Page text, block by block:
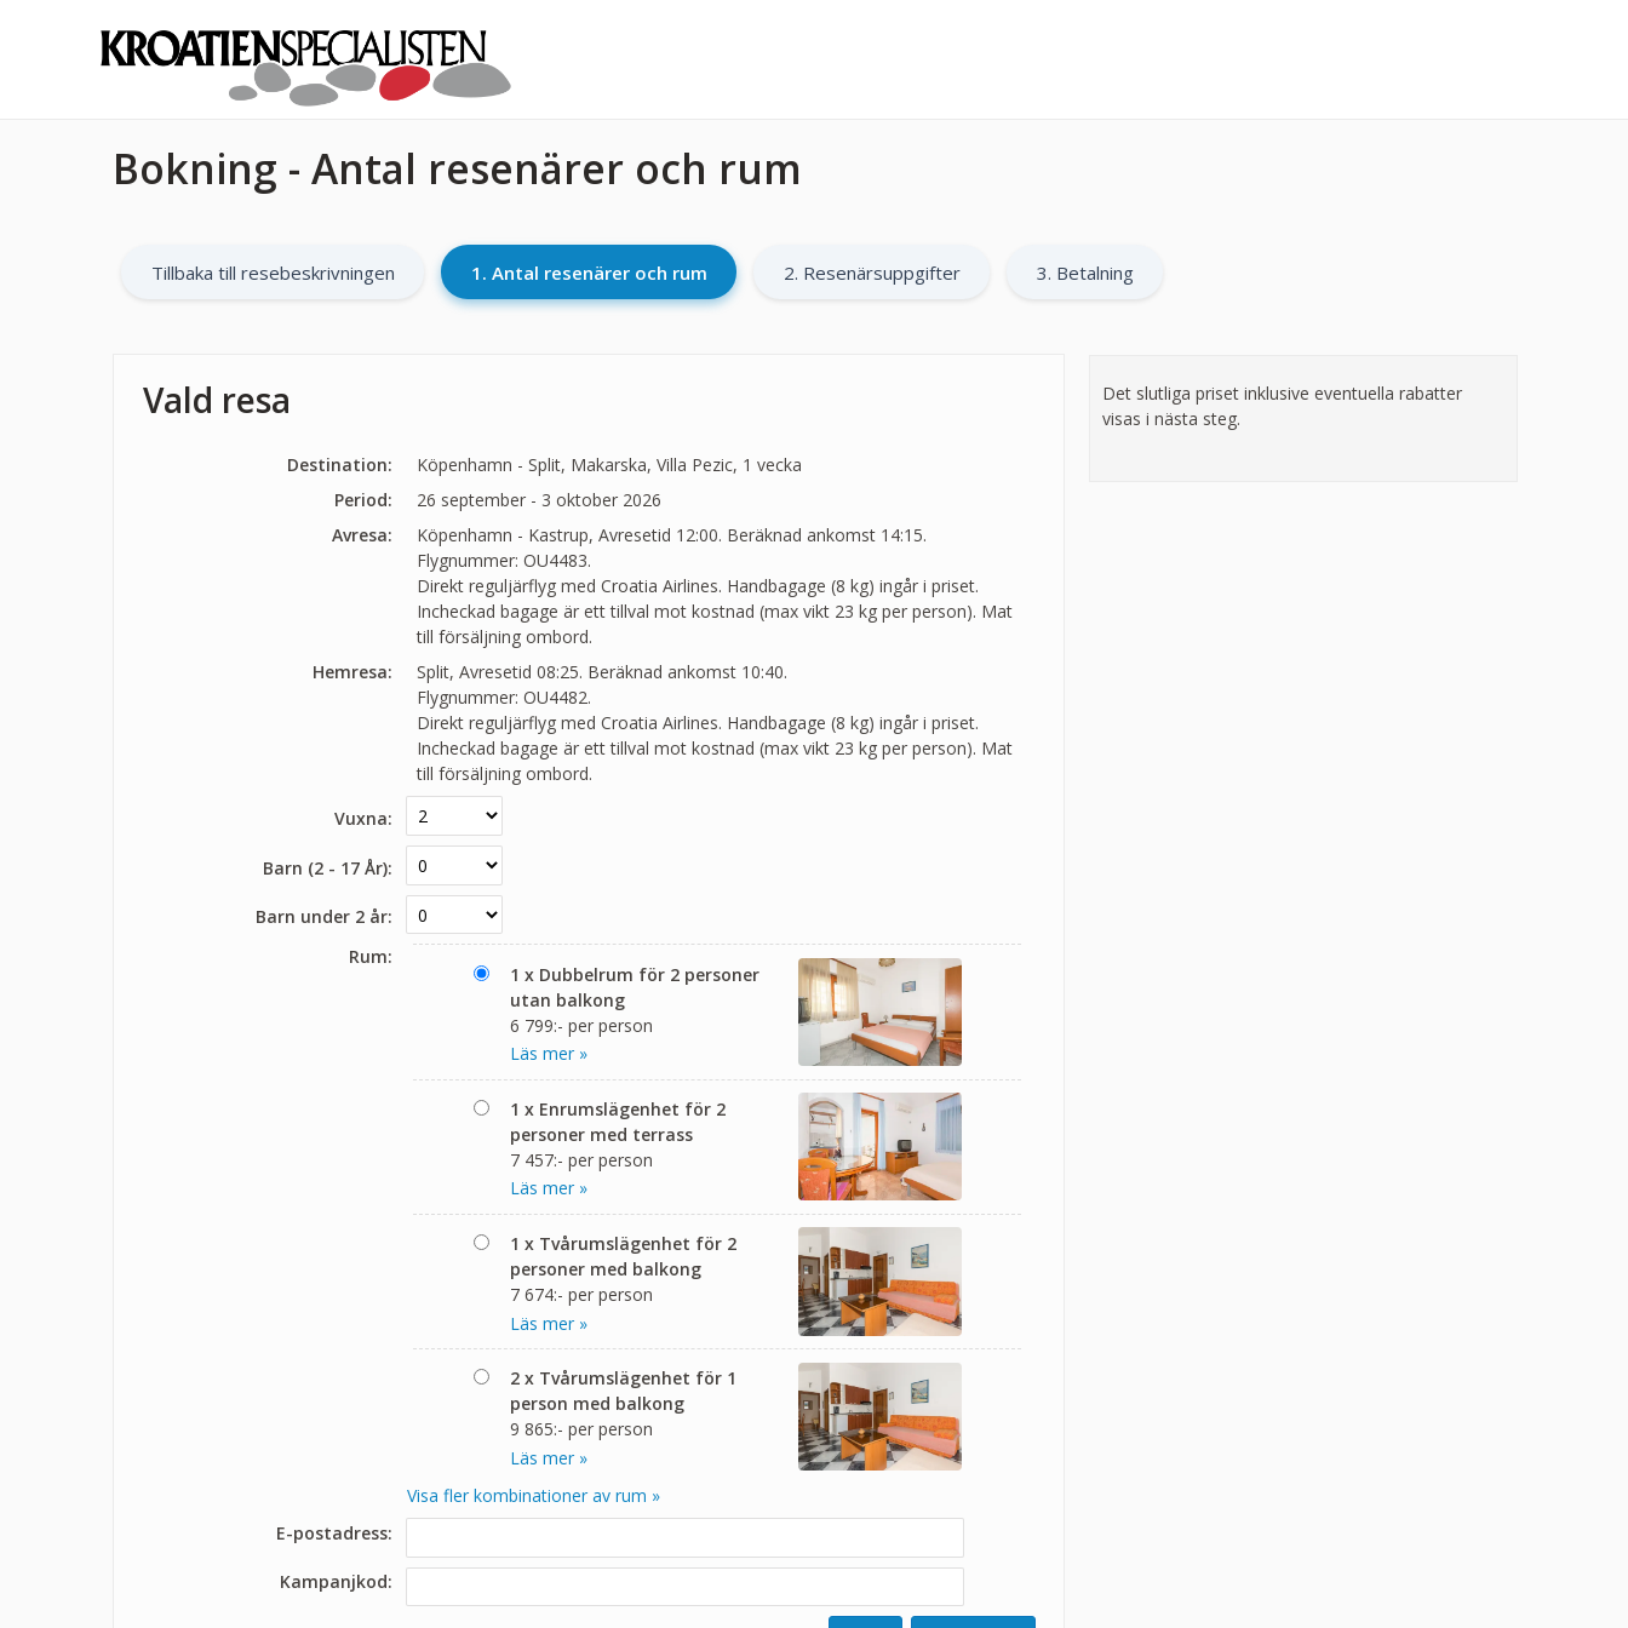
Bokning - Antal resenärer och rum
Tillbaka till resebeskrivningen 1. Antal resenärer och rum 2. Resenärsuppgifter 3. Betalning
Vald resa
Destination:
Köpenhamn - Split, Makarska, Villa Pezic, 1 vecka
Period:
26 september - 3 oktober 2026
Avresa:
Köpenhamn - Kastrup, Avresetid 12:00. Beräknad ankomst 14:15.
Flygnummer: OU4483.
Direkt reguljärflyg med Croatia Airlines. Handbagage (8 kg) ingår i priset.
Incheckad bagage är ett tillval mot kostnad (max vikt 23 kg per person). Mat
till försäljning ombord.
Hemresa:
Split, Avresetid 08:25. Beräknad ankomst 10:40.
Flygnummer: OU4482.
Direkt reguljärflyg med Croatia Airlines. Handbagage (8 kg) ingår i priset.
Incheckad bagage är ett tillval mot kostnad (max vikt 23 kg per person). Mat
till försäljning ombord.
Vuxna:
Barn (2 - 17 År):
Barn under 2 år:
Rum:
1 x Dubbelrum för 2 personer
utan balkong
6 799:- per person
Läs mer »
1 x Enrumslägenhet för 2
personer med terrass
7 457:- per person
Läs mer »
1 x Tvårumslägenhet för 2
personer med balkong
7 674:- per person
Läs mer »
2 x Tvårumslägenhet för 1
person med balkong
9 865:- per person
Läs mer »
Visa fler kombinationer av rum »
E-postadress:
Kampanjkod:
Det slutliga priset inklusive eventuella rabatter
visas i nästa steg.